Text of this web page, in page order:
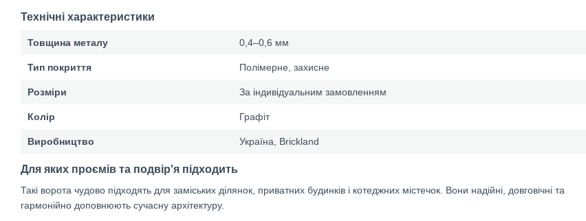
Технічні характеристики
Товщина металу 0,4–0,6 мм
Тип покриття Полімерне, захисне
Розміри За індивідуальним замовленням
Колір Графіт
Виробництво Україна, Brickland
Для яких проємів та подвір'я підходить
Такі ворота чудово підходять для заміських ділянок, приватних будинків і котеджних містечок. Вони надійні, довговічні та
гармонійно доповнюють сучасну архітектуру.